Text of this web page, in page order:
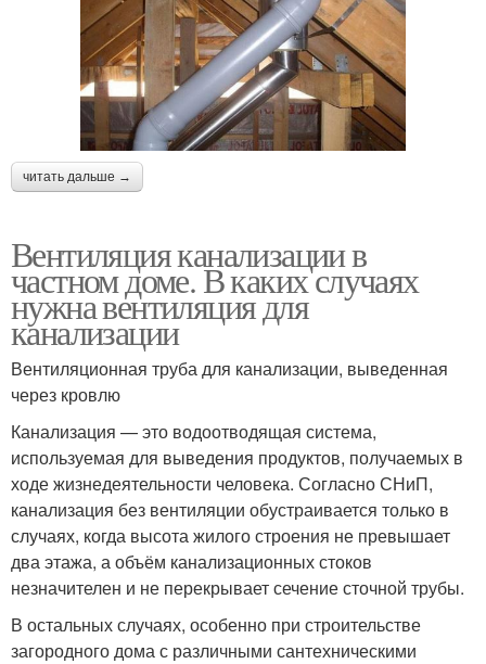
читать дальше →
Вентиляция канализации в
частном доме. В каких случаях
нужна вентиляция для
канализации
Вентиляционная труба для канализации, выведенная
через кровлю
Канализация — это водоотводящая система,
используемая для выведения продуктов, получаемых в
ходе жизнедеятельности человека. Согласно СНиП,
канализация без вентиляции обустраивается только в
случаях, когда высота жилого строения не превышает
два этажа, а объём канализационных стоков
незначителен и не перекрывает сечение сточной трубы.
В остальных случаях, особенно при строительстве
загородного дома с различными сантехническими